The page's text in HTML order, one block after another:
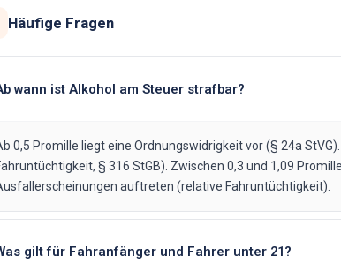
Häufige Fragen
wann ist Alkohol am Steuer strafbar?
0,5 Promille liegt eine Ordnungswidrigkeit vor (§ 24a
§ 316 StGB). Zwischen 0,3 und 1,09
auftreten (relative Fahruntüchtigkeit).
gilt für Fahranfänger und Fahrer unter 21?